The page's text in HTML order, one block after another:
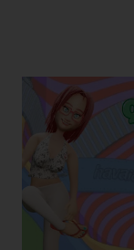
o amigo
comemorar o
etc.. Além da
também é uma
havaianas e